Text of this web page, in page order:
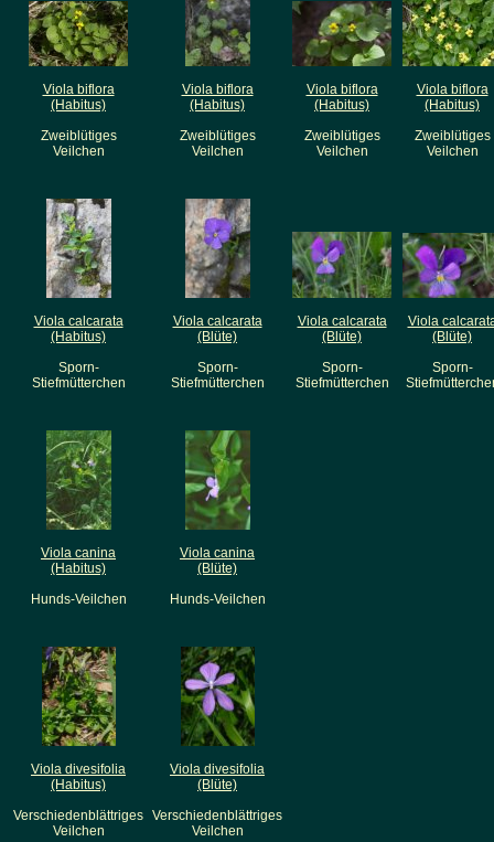
Viola biflora
(Habitus)
Zweiblütiges
Veilchen
Viola biflora
(Habitus)
Zweiblütiges
Veilchen
Viola biflora
(Habitus)
Zweiblütiges
Veilchen
Viola biflora
(Habitus)
Zweiblütiges
Veilchen
Viola calcarata
(Habitus)
Sporn-
Stiefmütterchen
Viola calcarata
(Blüte)
Sporn-
Stiefmütterchen
Viola calcarata
(Blüte)
Sporn-
Stiefmütterchen
Viola
(Blüte)
Sporn-
Viola canina
(Habitus)
Hunds-Veilchen
Viola canina
(Blüte)
Hunds-Veilchen
Viola divesifolia
(Habitus)
Verschiedenblättriges
Veilchen
Viola divesifolia
(Blüte)
Verschiedenblättriges
Veilchen